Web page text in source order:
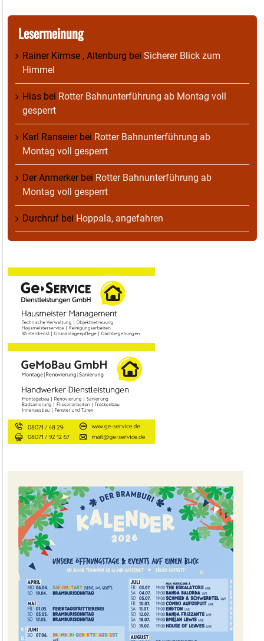
Lesermeinung
Rainer Kirmse , Altenburg bei Sicherer Blick zum
Himmel
Hias bei Rotter Bahnunterführung ab Montag voll
gesperrt
Karl Ranseierbei Rotter Bahnunterführung ab
Montag voll gesperrt
Der Anmerkerbei Rotter Bahnunterführung ab
Montag voll gesperrt
Durchruf bei Hoppala, angefahren